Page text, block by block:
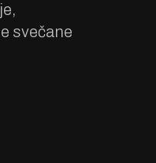
svečane